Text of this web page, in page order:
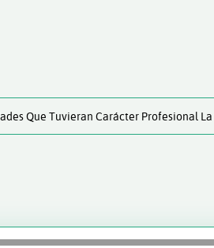
Que Tuvieran Carácter Profesional